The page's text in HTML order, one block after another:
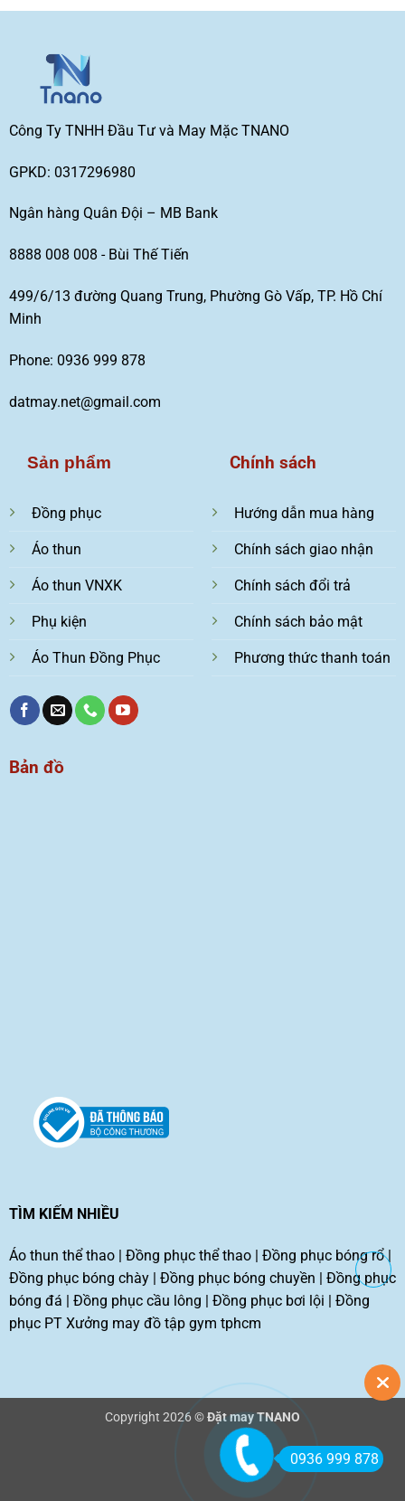
Công Ty TNHH Đầu Tư và May Mặc TNANO
GPKD: 0317296980
Ngân hàng Quân Đội – MB Bank
8888 008 008 - Bùi Thế Tiến
499/6/13 đường Quang Trung, Phường Gò Vấp, TP. Hồ Chí
Minh
Phone: 0936 999 878
datmay.net@gmail.com
Sản phẩm
Đồng phục
Áo thun
Áo thun VNXK
Phụ kiện
Áo Thun Đồng Phục
Chính sách
Hướng dẫn mua hàng
Chính sách giao nhận
Chính sách đổi trả
Chính sách bảo mật
Phương thức thanh toán
Bản đồ
TÌM KIẾM NHIỀU
Áo thun thể thao| Đồng phục thể thao| Đồng phục bóng rổ|
Đồng phục bóng chày| Đồng phục bóng chuyền | Đồng phục
bóng đá | Đồng phục cầu lông | Đồng phục bơi lội | Đồng
phục PT Xưởng may đồ tập gym tphcm
Copyright 2026 ©Đặt may TNANO
0936 999 878